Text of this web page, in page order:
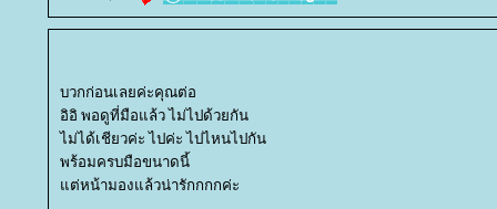
บวกก่อนเลยค่ะคุณต่อ
อิอิ พอดูที่มือแล้ว ไม่ไปด้วยกัน
ไม่ได้เชียวค่ะ ไปค่ะ ไปไหนไปกัน
พร้อมครบมือขนาดนี้
ต่หน้ามองแล้วน่ารักกกกค่ะ